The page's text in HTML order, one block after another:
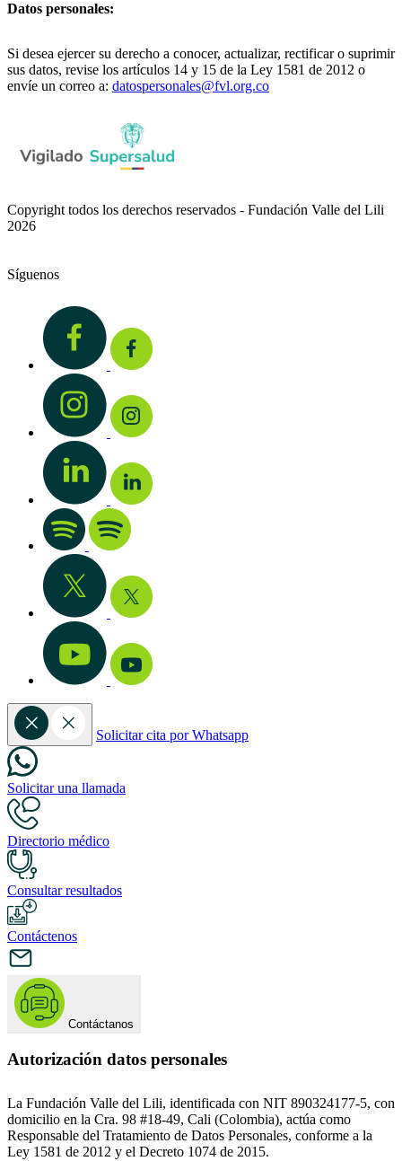
Datos personales:
Si desea ejercer su derecho a conocer, actualizar, rectificar o suprimir
sus datos, revise los artículos 14 y 15 de la Ley 1581 de 2012 o
envíe un correo a: datospersonales@fvl.org.co
Copyright todos los derechos reservados - Fundación Valle del Lili
2026
Síguenos
Solicitar cita por Whatsapp
Solicitar una llamada
Directorio médico
Consultar resultados
Contáctenos
Contáctanos
Autorización datos personales
La Fundación Valle del Lili, identificada con NIT 890324177-5, con
domicilio en la Cra. 98 #18-49, Cali (Colombia), actúa como
Responsable del Tratamiento de Datos Personales, conforme a la
Ley 1581 de 2012 y el Decreto 1074 de 2015.